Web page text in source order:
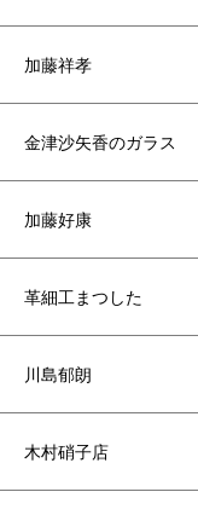
加藤祥孝
金津沙矢香のガラス
加藤好康
革細工まつした
川島郁朗
木村硝子店